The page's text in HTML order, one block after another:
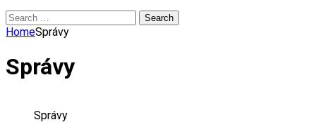
Search
for:
HomeSprávy
Správy
Správy